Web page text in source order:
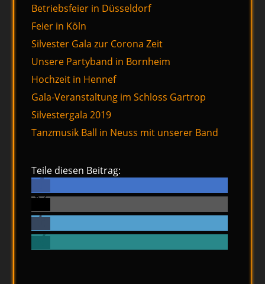
Betriebsfeier in Düsseldorf
Feier in Köln
Silvester Gala zur Corona Zeit
Unsere Partyband in Bornheim
Hochzeit in Hennef
Gala-Veranstaltung im Schloss Gartrop
Silvestergala 2019
Tanzmusik Ball in Neuss mit unserer Band
Teile diesen Beitrag: